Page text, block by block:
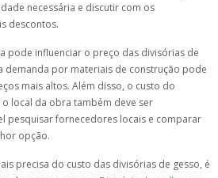
necessária e discutir com os
descontos.
pode influenciar o preço das divisórias de
demanda por materiais de construção pode
mais altos. Além disso, o custo do
local da obra também deve ser
pesquisar fornecedores locais e comparar
opção.
precisa do custo das divisórias de gesso, é